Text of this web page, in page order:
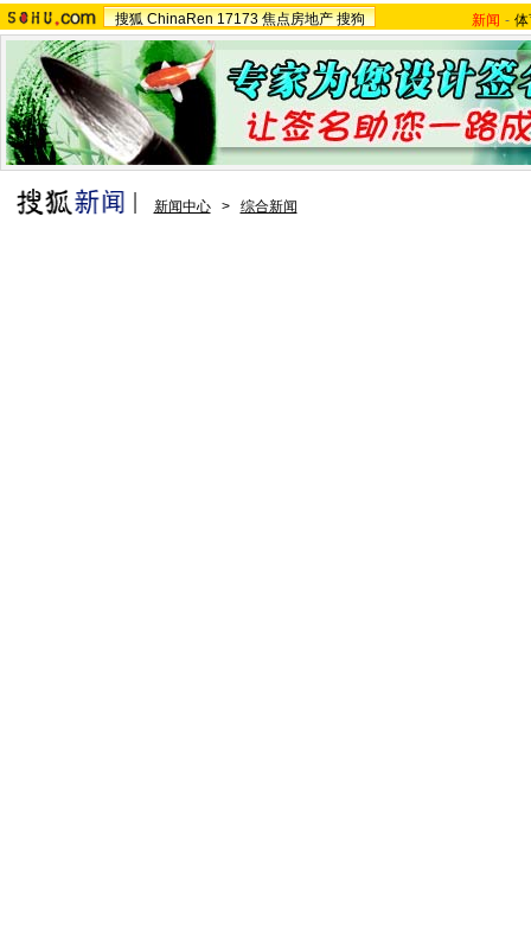
搜狐 ChinaRen 17173 焦点房地产 搜狗 新闻 -
新闻中心 > 综合新闻